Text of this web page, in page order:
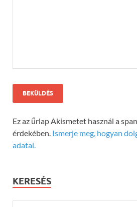
Ez az űrlap Akismetet használ a
érdekében. Ismerje meg, hogyan
adatai.
KERESÉS